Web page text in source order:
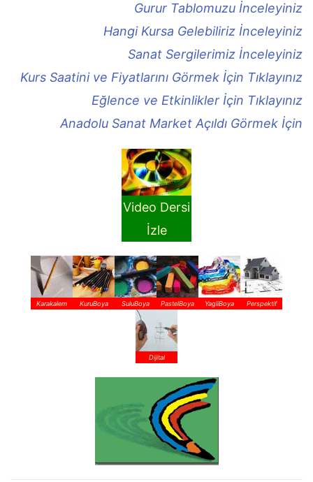
Gurur Tablomuzu İnceleyiniz
Hangi Kursa Gelebiliriz İnceleyiniz
Sanat Sergilerimiz İnceleyiniz
Kurs Saatini ve Fiyatlarını Görmek İçin Tıklayınız
Eğlence ve Etkinlikler İçin Tıklayınız
Anadolu Sanat Market Açıldı Görmek İçin
Video Dersi
İzle
Karakalem KuruBoya SuluBoya PastelBoya YagliBoya Perspektif
Dijital